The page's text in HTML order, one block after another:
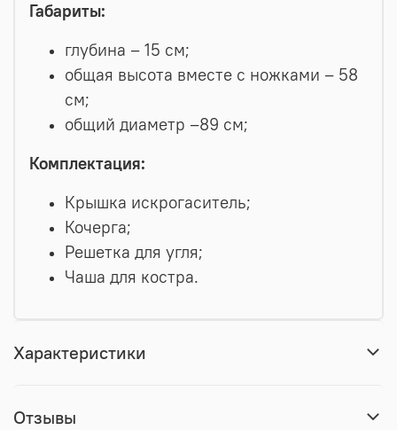
Габариты:
глубина – 15 см;
общая высота вместе с ножками – 58
см;
общий диаметр –89 см;
Комплектация:
Крышка искрогаситель;
Кочерга;
Решетка для угля;
Чаша для костра.
Характеристики
Отзывы